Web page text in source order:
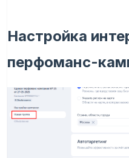
Настройка
перфоманс-